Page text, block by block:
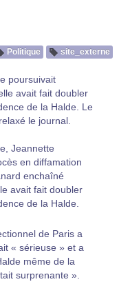
Politique site_externe
poursuivait
avait fait doubler
de la Halde. Le
le journal.
Jeannette
en diffamation
enchaîné
avait fait doubler
de la Halde.
de Paris a
« sérieuse » et a
même de la
surprenante ».